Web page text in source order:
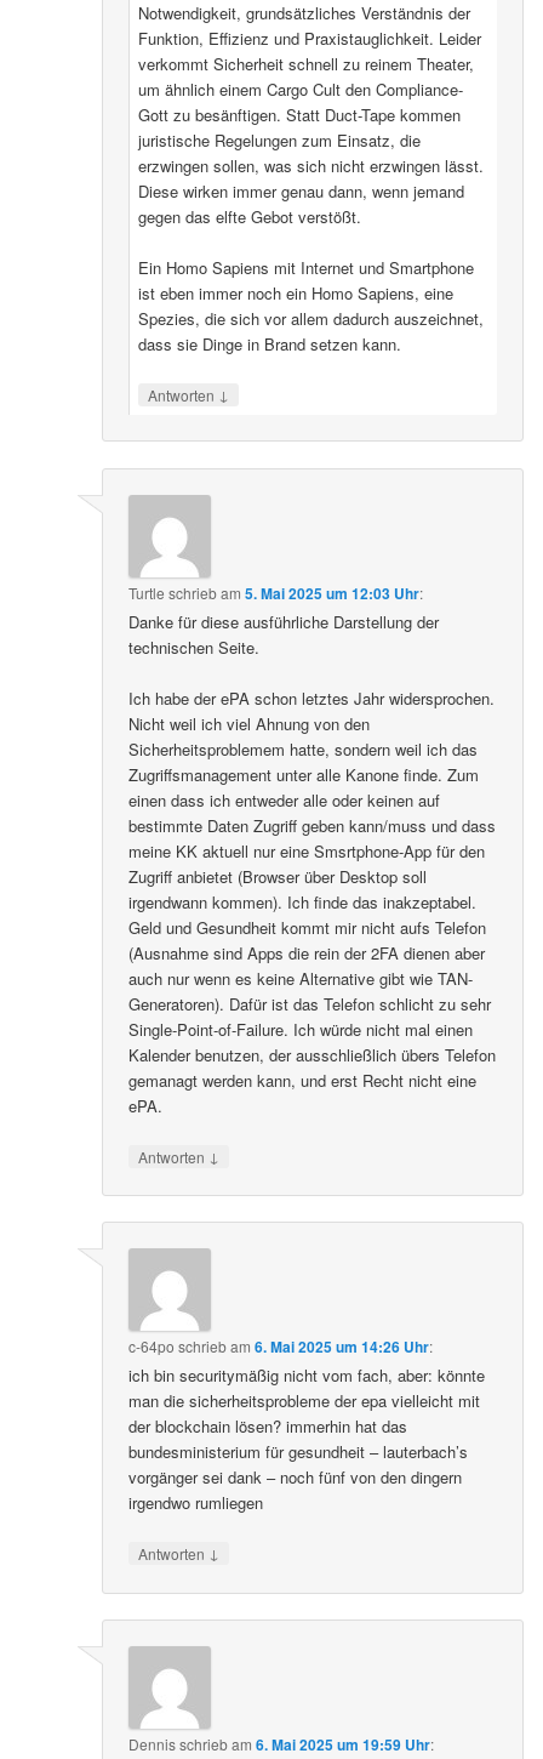
Notwendigkeit, grundsätzliches Verständnis der
Funktion, Effizienz und Praxistauglichkeit. Leider
verkommt Sicherheit schnell zu reinem Theater,
um ähnlich einem Cargo Cult den Compliance-
Gott zu besänftigen. Statt Duct-Tape kommen
juristische Regelungen zum Einsatz, die
erzwingen sollen, was sich nicht erzwingen lässt.
Diese wirken immer genau dann, wenn jemand
gegen das elfte Gebot verstößt.
Ein Homo Sapiens mit Internet und Smartphone
ist eben immer noch ein Homo Sapiens, eine
Spezies, die sich vor allem dadurch auszeichnet,
dass sie Dinge in Brand setzen kann.
Antworten ↓
Turtle schriebam5. Mai 2025 um 12:03 Uhr:
Danke für diese ausführliche Darstellung der
technischen Seite.
Ich habe der ePA schon letztes Jahr widersprochen.
Nicht weil ich viel Ahnung von den
Sicherheitsproblemem hatte, sondern weil ich das
Zugriffsmanagement unter alle Kanone finde. Zum
einen dass ich entweder alle oder keinen auf
bestimmte Daten Zugriff geben kann/muss und dass
meine KK aktuell nur eine Smsrtphone-App für den
Zugriff anbietet (Browser über Desktop soll
irgendwann kommen). Ich finde das inakzeptabel.
Geld und Gesundheit kommt mir nicht aufs Telefon
(Ausnahme sind Apps die rein der 2FA dienen aber
auch nur wenn es keine Alternative gibt wie TAN-
Generatoren). Dafür ist das Telefon schlicht zu sehr
Single-Point-of-Failure. Ich würde nicht mal einen
Kalender benutzen, der ausschließlich übers Telefon
gemanagt werden kann, und erst Recht nicht eine
ePA.
Antworten ↓
c-64po schriebam6. Mai 2025 um 14:26 Uhr:
ich bin securitymäßig nicht vom fach, aber: könnte
man die sicherheitsprobleme der epa vielleicht mit
der blockchain lösen? immerhin hat das
bundesministerium für gesundheit – lauterbach’s
vorgänger sei dank – noch fünf von den dingern
irgendwo rumliegen
Antworten ↓
Dennisschriebam6. Mai 2025 um 19:59 Uhr: